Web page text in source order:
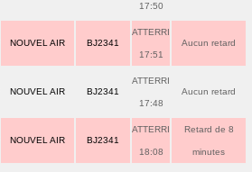
17:50
NOUVEL AIR BJ2341
ATTERRI
17:51
Aucun retard
NOUVEL AIR BJ2341
ATTERRI
17:48
Aucun retard
NOUVEL AIR BJ2341
ATTERRI
18:08
Retard de 8
minutes